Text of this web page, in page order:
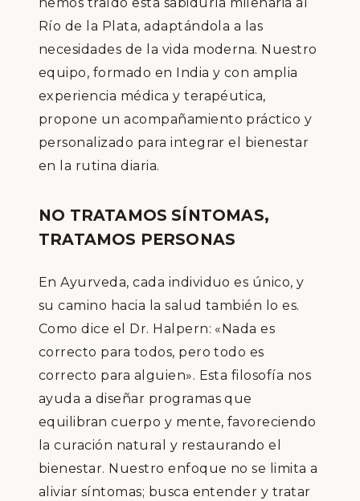
hemos traído esta sabiduría milenaria al
Río de la Plata, adaptándola a las
necesidades de la vida moderna. Nuestro
equipo, formado en India y con amplia
experiencia médica y terapéutica,
propone un acompañamiento práctico y
personalizado para integrar el bienestar
en la rutina diaria.
NO TRATAMOS SÍNTOMAS,
TRATAMOS PERSONAS
En Ayurveda, cada individuo es único, y
su camino hacia la salud también lo es.
Como dice el Dr. Halpern: « Nada es
correcto para todos, pero todo es
correcto para alguien». Esta filosofía nos
ayuda a diseñar programas que
equilibran cuerpo y mente, favoreciendo
la curación natural y restaurando el
bienestar. Nuestro enfoque no se limita a
aliviar síntomas; busca entender y tratar